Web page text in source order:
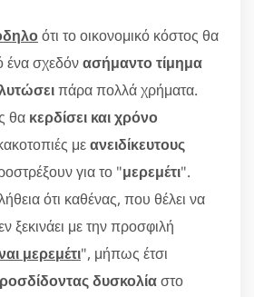
ότι το οικονομικό κόστος θα
ένα σχεδόνασήμαντο τίμημα
πάρα πολλά χρήματα.
θα κερδίσει και χρόνο
μεανειδίκευτους
για το "μερεμέτι".
ότι καθένας, που θέλει να
ξεκινάει με την προσφιλή
μερεμέτι", μήπως έτσι
δυσκολίαστο